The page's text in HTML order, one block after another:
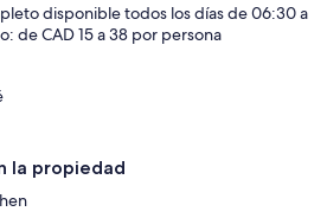
disponible todos los días de 06:30 a
de CAD 15 a 38 por persona
la propiedad